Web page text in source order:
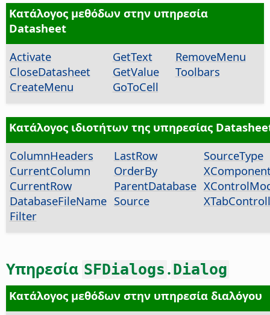
Κατάλογος μεθόδων στην υπηρεσία
Datasheet
Activate
CloseDatasheet
CreateMenu
GetText
GetValue
GoToCell
RemoveMenu
Toolbars
Κατάλογος ιδιοτήτων της υπηρεσίας
ColumnHeaders
CurrentColumn
CurrentRow
DatabaseFileName
Filter
LastRow
OrderBy
ParentDatabase
Source
SourceType
Υπηρεσία SFDialogs .Dialog
Κατάλογος μεθόδων στην υπηρεσία διαλόγου